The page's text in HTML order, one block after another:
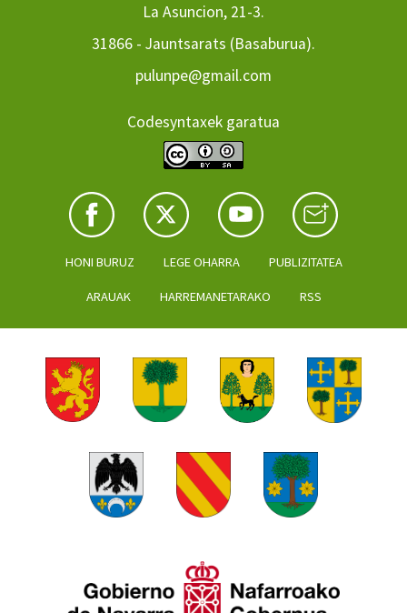
La Asuncion, 21-3.
31866 - Jauntsarats (Basaburua).
pulunpe@gmail.com
Codesyntaxek garatua
HONI BURUZ LEGE OHARRA PUBLIZITATEA
ARAUAK HARREMANETARAKO RSS